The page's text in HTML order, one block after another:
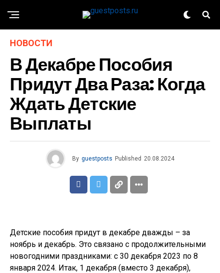
НОВОСТИ
В Декабре Пособия
Придут Два Раза: Когда
Ждать Детские
Выплаты
By guestposts Published 20.08.2024
Детские пособия придут в декабре дважды – за
ноябрь и декабрь. Это связано с продолжительными
новогодними праздниками: с 30 декабря 2023 по 8
января 2024. Итак, 1 декабря (вместо 3 декабря),